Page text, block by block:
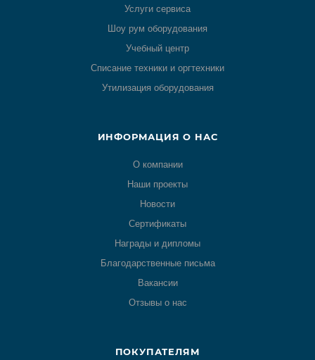
Услуги сервиса
Шоу рум оборудования
Учебный центр
Списание техники и оргтехники
Утилизация оборудования
ИНФОРМАЦИЯ О НАС
О компании
Наши проекты
Новости
Сертификаты
Награды и дипломы
Благодарственные письма
Вакансии
Отзывы о нас
ПОКУПАТЕЛЯМ